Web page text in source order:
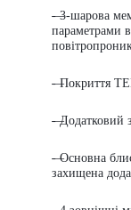
- 3-шарова
параметрами
- Покриття
- Додатковий
- Основна
захищена